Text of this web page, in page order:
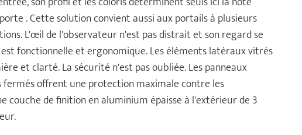
. Cette solution convient aussi aux portails à plusieurs
L'œil de l'observateur n'est pas distrait et son regard se
fonctionnelle et ergonomique. Les éléments latéraux vitrés
et clarté. La sécurité n'est pas oubliée. Les panneaux
fermés offrent une protection maximale contre les
couche de finition en aluminium épaisse à l'extérieur de 3